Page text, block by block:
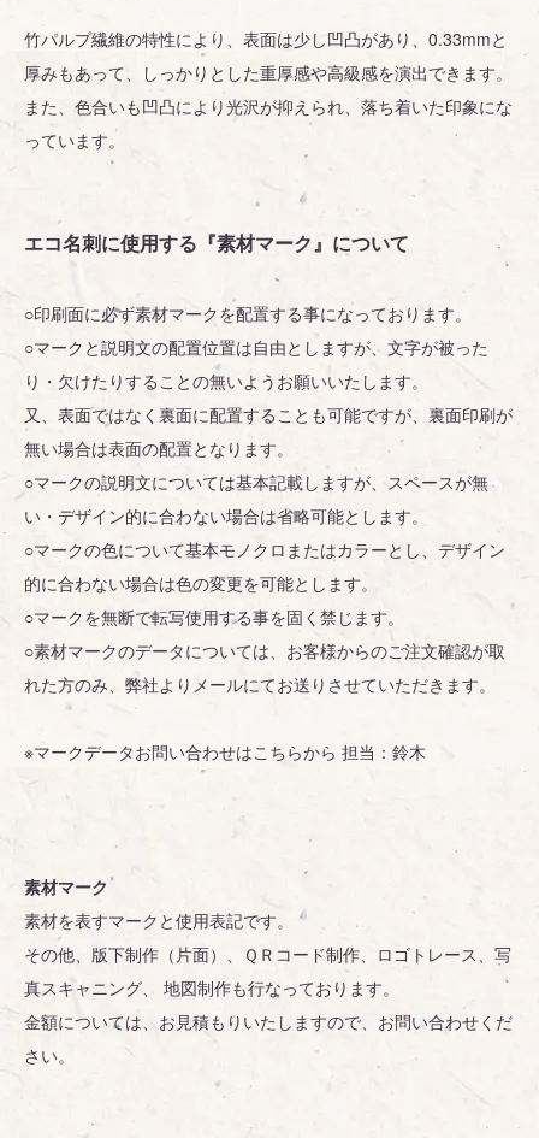
竹パルプ繊維の特性により、表面は少し凹凸があり、0.33mmと
厚みもあって、しっかりとした重厚感や高級感を演出できます。
また、色合いも凹凸により光沢が抑えられ、落ち着いた印象にな
っています。
エコ名刺に使用する『素材マーク』について
○印刷面に必ず素材マークを配置する事になっております。
○マークと説明文の配置位置は自由としますが、文字が被った
り・欠けたりすることの無いようお願いいたします。
又、表面ではなく裏面に配置することも可能ですが、裏面印刷が
無い場合は表面の配置となります。
○マークの説明文については基本記載しますが、スペースが無
い・デザイン的に合わない場合は省略可能とします。
○マークの色について基本モノクロまたはカラーとし、デザイン
的に合わない場合は色の変更を可能とします。
○マークを無断で転写使用する事を固く禁じます。
○素材マークのデータについては、お客様からのご注文確認が取
れた方のみ、弊社よりメールにてお送りさせていただきます。
※マークデータお問い合わせはこちらから 担当：鈴木
素材マーク
素材を表すマークと使用表記です。
その他、版下制作（片面）、ＱＲコード制作、ロゴトレース、写
真スキャニング、 地図制作も行なっております。
金額については、お見積もりいたしますので、お問い合わせくだ
さい。